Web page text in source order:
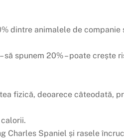
dintre animalele de companie
spunem 20% – poate crește
fizică, deoarece câteodată,
Charles Spaniel și rasele